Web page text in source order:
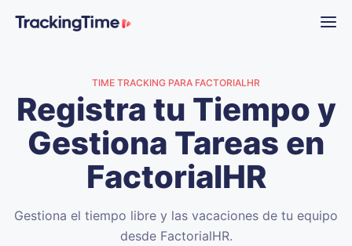
TIME TRACKING PARA FACTORIALHR
Registra tu Tiempo y
Gestiona Tareas en
FactorialHR
Gestiona el tiempo libre y las vacaciones de tu equipo
desde FactorialHR.